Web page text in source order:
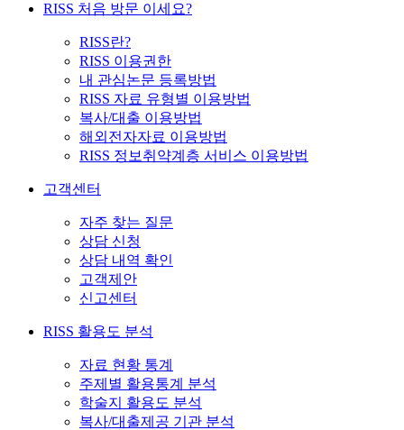
RISS 처음 방문 이세요?
RISS란?
RISS 이용권한
내 관심논문 등록방법
RISS 자료 유형별 이용방법
복사/대출 이용방법
해외전자자료 이용방법
RISS 정보취약계층 서비스 이용방법
고객센터
자주 찾는 질문
상담 신청
상담 내역 확인
고객제안
신고센터
RISS 활용도 분석
자료 현황 통계
주제별 활용통계 분석
학술지 활용도 분석
복사/대출제공 기관 분석